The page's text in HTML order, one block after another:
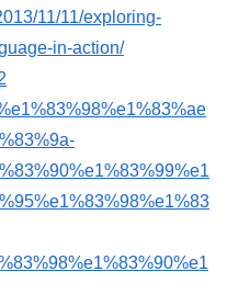
11/11/exploring-
in-action/